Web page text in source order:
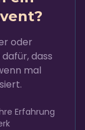
oder
dass
mal
Erfahrung